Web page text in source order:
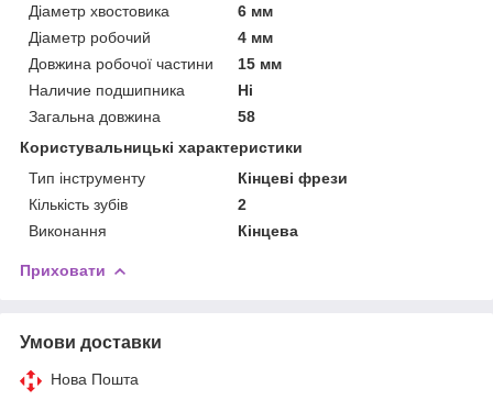
Діаметр хвостовика
6 мм
Діаметр робочий
4 мм
Довжина робочої частини
15 мм
Наличие подшипника
Ні
Загальна довжина
58
Користувальницькі характеристики
Тип інструменту
Кінцеві фрези
Кількість зубів
2
Виконання
Кінцева
Приховати
Умови доставки
Нова Пошта